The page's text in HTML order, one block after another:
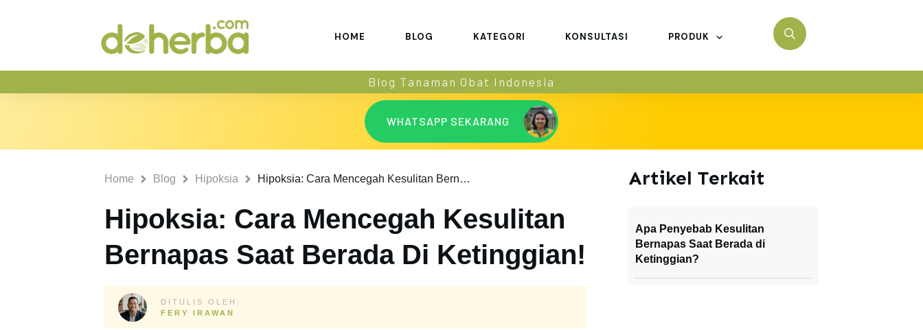
HOME BLOG KATEGORI KONSULTASI PRODUK
Blog Tanaman Obat Indonesia
WHATSAPP SEKARANG
Home Blog Hipoksia Hipoksia: Cara Mencegah Kesulitan Bernapas Saat Berada Di Ketinggian!
Hipoksia: Cara Mencegah Kesulitan
Bernapas Saat Berada Di Ketinggian!
DITULIS OLEH:
FERY IRAWAN
Artikel Terkait
Apa Penyebab Kesulitan
Bernapas Saat Berada di
Ketinggian?